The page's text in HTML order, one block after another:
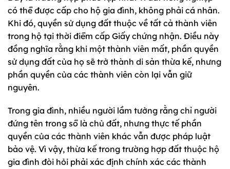
có thể được cấp cho hộ gia đình, không phải cá nhân.
Khi đó, quyền sử dụng đất thuộc về tất cả thành viên
trong hộ tại thời điểm cấp Giấy chứng nhận. Điều này
đồng nghĩa rằng khi một thành viên mất, phần quyền
sử dụng đất của họ sẽ trở thành di sản thừa kế, nhưng
phần quyền của các thành viên còn lại vẫn giữ
nguyên.
Trong gia đình, nhiều người lầm tưởng rằng chỉ người
đứng tên trong sổ là chủ đất, nhưng thực tế phần
quyền của các thành viên khác vẫn được pháp luật
bảo vệ. Vì vậy, thừa kế trong trường hợp đất thuộc hộ
gia đình đòi hỏi phải xác định chính xác các thành